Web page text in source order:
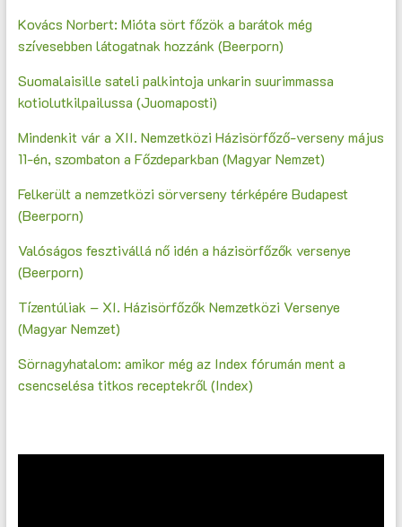
Kovács Norbert: Mióta sört főzök a barátok még
szívesebben látogatnak hozzánk (Beerporn)
Suomalaisille sateli palkintoja unkarin suurimmassa
kotiolutkilpailussa (Juomaposti)
Mindenkit vár a XII. Nemzetközi Házisörfőző-verseny május
11-én, szombaton a Főzdeparkban (Magyar Nemzet)
Felkerült a nemzetközi sörverseny térképére Budapest
(Beerporn)
Valóságos fesztivállá nő idén a házisörfőzők versenye
(Beerporn)
Tízentúliak – XI. Házisörfőzők Nemzetközi Versenye
(Magyar Nemzet)
Sörnagyhatalom: amikor még az Index fórumán ment a
csencselésa titkos receptekről (Index)